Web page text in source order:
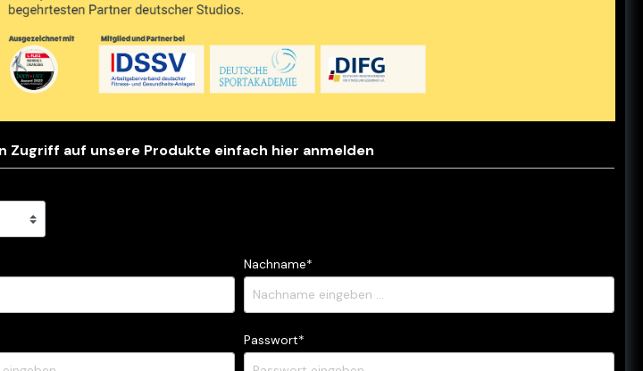
Nach Marken
inkospor
NOCCO
myLine
Active PRO80
Highlights
Hydration-Landingpage
Zugriff auf unsere Produkte einfach hier anmelden
Nachname*
Passwort*